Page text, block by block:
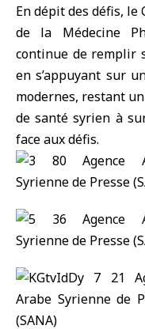
En dépit des défis,
de la Médecine
continue de remplir
en s’appuyant sur
modernes, restant
de santé syrien à
face aux défis.